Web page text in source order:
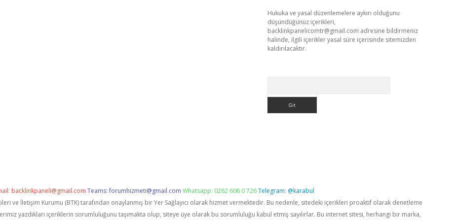
Hukuka ve yasal düzenlemelere aykırı olduğunu
düşündüğünüz içerikleri,
backlinkpanelicomtr@gmail.com adresine bildirmeniz
halinde, ilgili içerikler yasal süre içerisinde sitemizden
kaldırılacaktır.
backlinkpaneli@gmail.com Teams:forumhizmeti@gmail.com Whatsapp: 0262 606 0 726Telegram: @karabul
ve İletişim Kurumu (BTK) tarafından onaylanmış bir Yer Sağlayıcı olarak hizmet vermektedir. Bu nedenle, sitedeki içerikleri proaktif olarak denetleme
yazdıkları içeriklerin sorumluluğunu taşımakta olup, siteye üye olarak bu sorumluluğu kabul etmiş sayılırlar. Bu internet sitesi, herhangi bir marka,